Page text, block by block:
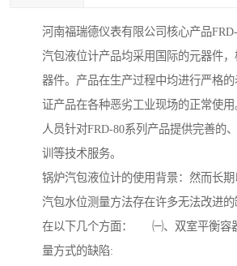
河南福瑞德仪表有限公司核心产品
汽包液位计产品均采用国际的元器件
器件。产品在生产过程中均进行严格
证产品在各种恶劣工业现场的正常使
人员针对FRD-80系列产品提供完善的
训等技术服务。
锅炉汽包液位计的使用背景：然而长
汽包水位测量方法存在许多无法改进
在以下几个方面： ㈠、双室平衡容
量方式的缺陷: